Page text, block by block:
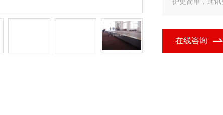
在线咨询